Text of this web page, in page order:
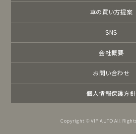
車の買い方提案
SNS
会社概要
お問い合わせ
個人情報保護方針
Copyright © VIP AUTO All